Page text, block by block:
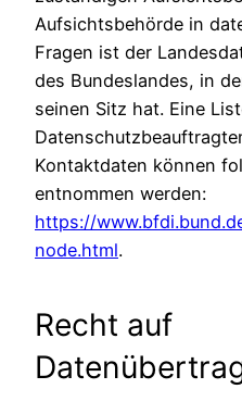
Aufsichtsbehörde in
Fragen ist der
des Bundeslandes, in
seinen Sitz hat. Eine
Kontaktdaten können
entnommen werden:
https://
node.html.
Recht auf